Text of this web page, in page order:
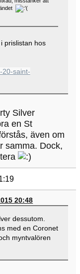
prislistan hos
20-saint-
Silver
en St
även om
samma. Dock,
20:48
dessutom.
med en Coronet
myntvalören